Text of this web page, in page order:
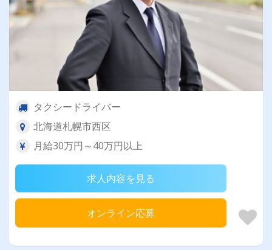
タクシードライバー
北海道札幌市西区
月給30万円～40万円以上
求人内容を見る
オンライン応募